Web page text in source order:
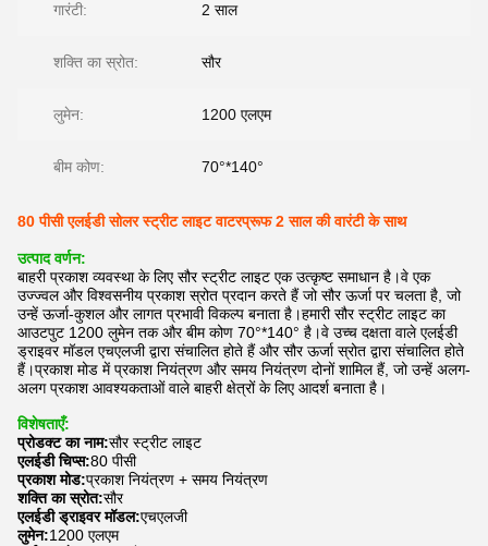
गारंटी: 2 साल
शक्ति का स्रोत: सौर
लुमेन: 1200 एलएम
बीम कोण: 70°*140°
80 पीसी एलईडी सोलर स्ट्रीट लाइट वाटरप्रूफ 2 साल की वारंटी के साथ
उत्पाद वर्णन:
बाहरी प्रकाश व्यवस्था के लिए सौर स्ट्रीट लाइट एक उत्कृष्ट समाधान है।वे एक
उज्ज्वल और विश्वसनीय प्रकाश स्रोत प्रदान करते हैं जो सौर ऊर्जा पर चलता है, जो
उन्हें ऊर्जा-कुशल और लागत प्रभावी विकल्प बनाता है।हमारी सौर स्ट्रीट लाइट का
आउटपुट 1200 लुमेन तक और बीम कोण 70°*140° है।वे उच्च दक्षता वाले एलईडी
ड्राइवर मॉडल एचएलजी द्वारा संचालित होते हैं और सौर ऊर्जा स्रोत द्वारा संचालित होते
हैं।प्रकाश मोड में प्रकाश नियंत्रण और समय नियंत्रण दोनों शामिल हैं, जो उन्हें अलग-
अलग प्रकाश आवश्यकताओं वाले बाहरी क्षेत्रों के लिए आदर्श बनाता है।
विशेषताएँ:
प्रोडक्ट का नाम:सौर स्ट्रीट लाइट
एलईडी चिप्स:80 पीसी
प्रकाश मोड:प्रकाश नियंत्रण + समय नियंत्रण
शक्ति का स्रोत:सौर
एलईडी ड्राइवर मॉडल:एचएलजी
लुमेन:1200 एलएम